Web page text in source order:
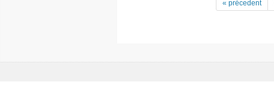
« précedent